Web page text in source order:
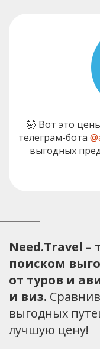
🤯 Вот это
телеграм-бота
выгодных
Need.Travel –
поиском
от туров и
и виз.
выгодных
лучшую цену!